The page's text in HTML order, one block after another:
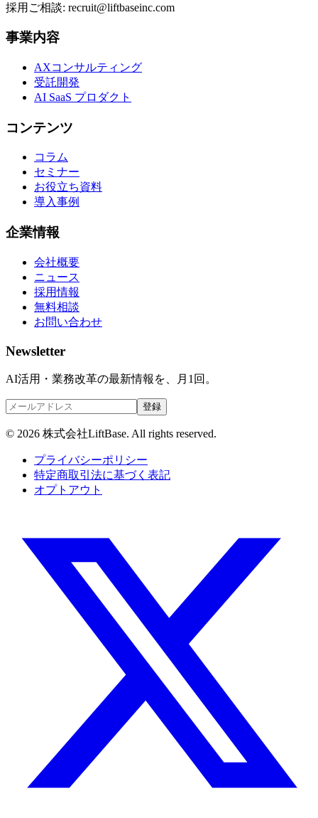
採用ご相談: recruit@liftbaseinc.com
事業内容
AXコンサルティング
受託開発
AI SaaS プロダクト
コンテンツ
コラム
セミナー
お役立ち資料
導入事例
企業情報
会社概要
ニュース
採用情報
無料相談
お問い合わせ
Newsletter
AI活用・業務改革の最新情報を、月1回。
登録
© 2026 株式会社LiftBase. All rights reserved.
プライバシーポリシー
特定商取引法に基づく表記
オプトアウト